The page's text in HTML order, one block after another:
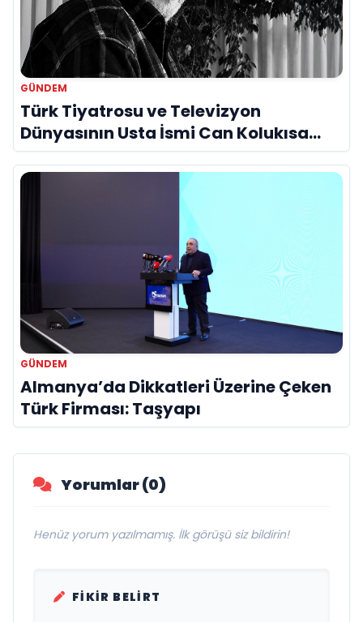
GÜNDEM
Türk Tiyatrosu ve Televizyon
Dünyasının Usta İsmi Can Kolukısa
Hayatını Kaybetti
GÜNDEM
Almanya’da Dikkatleri Üzerine Çeken
Türk Firması: Taşyapı
Yorumlar (0)
Henüz yorum yazılmamış. İlk görüşü siz bildirin!
FIKIR BELIRT